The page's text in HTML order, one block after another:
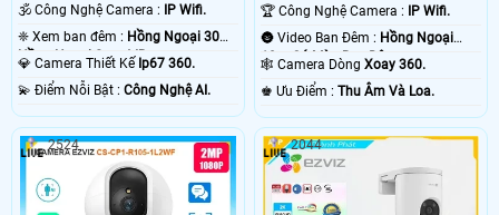
🕉️ Công Nghệ Camera :
IP Wifi.
❈ Xem ban đêm : Hồng Ngoại 30m
Hồng Ngoại Smart IR.
💎 Camera Thiết Kế Ip67 360.
️💫 Điểm Nỗi Bật : Công Nghệ AI.
🏆 Công Nghệ Camera : IP Wifi.
🌚 Video Ban Đêm : Hồng Ngoại
10m Có Màu Ban Ðêm.
🕸️ Camera DòngXoay 360.
️♚ Ưu Điểm :Thu Âm Và Loa.
2524 2044